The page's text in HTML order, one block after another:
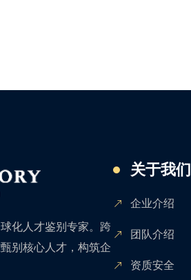
化人才鉴别专家。跨
别核心人才，构筑企
关于我们
企业介绍
团队介绍
资质安全